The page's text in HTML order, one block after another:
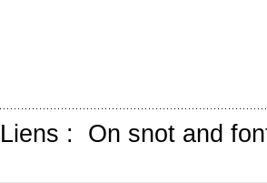
Liens : On snot and